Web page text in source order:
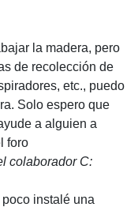
la madera, pero
de recolección de
etc., puedo
Solo espero que
a alguien a
foro
colaborador C:
instalé una